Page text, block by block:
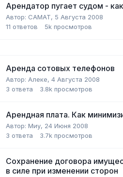
Арендатор пугает судом -
Автор: САМАТ, 5 Августа 2008
11 ответов 5k просмотров
Аренда сотовых телефонов
Автор: Алеке, 4 Августа 2008
3 ответа 3.8k просмотров
Арендная плата. Как
Автор: Миу, 24 Июня 2008
3 ответа 3.7k просмотров
Cохранение договора
в силе при изменении сторон